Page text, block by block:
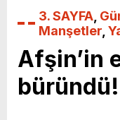
3. SAYFA
Manşetler
Afşin’in
büründü!